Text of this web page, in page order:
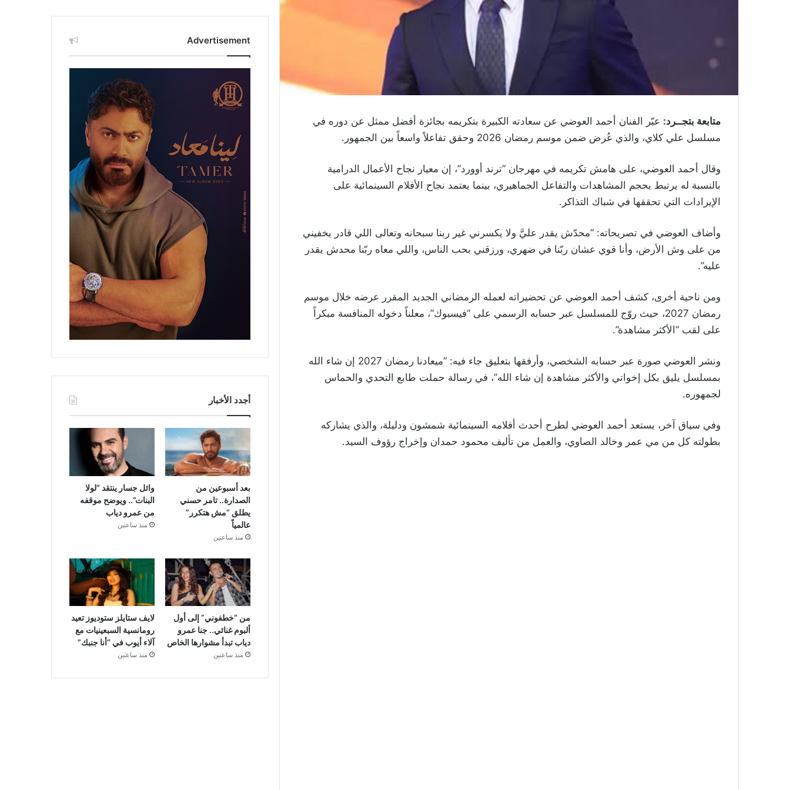
متابعة بتجــرد: عبّر الفنان أحمد العوضي عن سعادته الكبيرة بتكريمه بجائزة أفضل ممثل عن دوره في
مسلسل علي كلاي، والذي عُرض ضمن موسم رمضان 2026 وحقق تفاعلاً واسعاً بين الجمهور.
وقال أحمد العوضي، على هامش تكريمه في مهرجان “ترند أوورد”، إن معيار نجاح الأعمال الدرامية
بالنسبة له يرتبط بحجم المشاهدات والتفاعل الجماهيري، بينما يعتمد نجاح الأفلام السينمائية على
الإيرادات التي تحققها في شباك التذاكر.
وأضاف العوضي في تصريحاته: “محدّش يقدر عليَّ ولا يكسرني غير ربنا سبحانه وتعالى اللي قادر يخفيني
من على وش الأرض، وأنا قوي عشان ربّنا في ضهري، ورزقني بحب الناس، واللي معاه ربّنا محدش يقدر
عليه”.
ومن ناحية أخرى، كشف أحمد العوضي عن تحضيراته لعمله الرمضاني الجديد المقرر عرضه خلال موسم
رمضان 2027، حيث روّج للمسلسل عبر حسابه الرسمي على “فيسبوك”، معلناً دخوله المنافسة مبكراً
على لقب “الأكثر مشاهدة”.
ونشر العوضي صورة عبر حسابه الشخصي، وأرفقها بتعليق جاء فيه: “ميعادنا رمضان 2027 إن شاء الله
بمسلسل يليق بكل إخواتي والأكثر مشاهدة إن شاء الله”، في رسالة حملت طابع التحدي والحماس
لجمهوره.
وفي سياق آخر، يستعد أحمد العوضي لطرح أحدث أفلامه السينمائية شمشون ودليلة، والذي يشاركه
بطولته كل من مي عمر وخالد الصاوي، والعمل من تأليف محمود حمدان وإخراج رؤوف السيد.
Advertisement
أجدد الأخبار
بعد أسبوعين من
الصدارة.. تامر حسني
يطلق “مش هتكرر”
عالمياً
منذ ساعتين
وائل جسار ينتقد “لولا
البنات”.. ويوضح موقفه
من عمرو دياب
منذ ساعتين
من “خطفوني” إلى أول
ألبوم غنائي.. جنا عمرو
دياب تبدأ مشوارها الخاص
منذ ساعتين
لايف ستايلز ستوديوز تعيد
رومانسية السبعينيات مع
آلاء أيوب في “أنا جنبك”
منذ ساعتين